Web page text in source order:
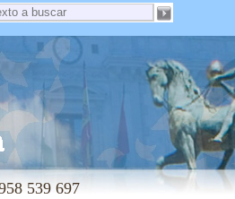
539 697